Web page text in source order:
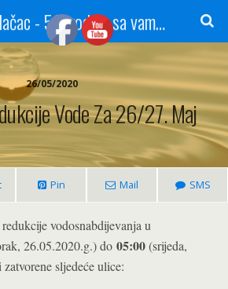
Radio Gradačac - 56 godina sa vama...
26/05/2020
Vode Za 26/27. Maj
Pin Mail SMS
vodosnabdijevanja u
26.05.2020.g.) do 05:00(srijeda,
sljedeće ulice: